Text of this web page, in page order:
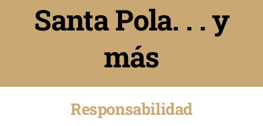
Santa Pola. . . y
más
Responsabilidad